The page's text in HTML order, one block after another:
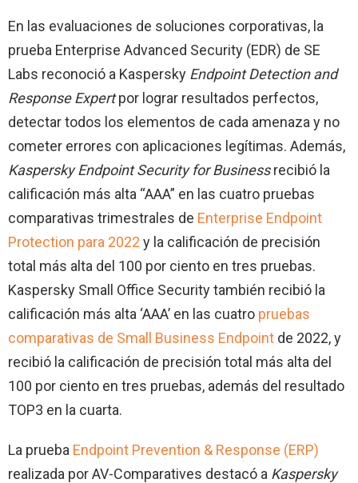
En las evaluaciones de soluciones corporativas, la
prueba Enterprise Advanced Security (EDR) de SE
Labs reconoció a Kaspersky Endpoint Detection and
Response Expertpor lograr resultados perfectos,
detectar todos los elementos de cada amenaza y no
cometer errores con aplicaciones legítimas. Además,
Kaspersky Endpoint Security for Businessrecibió la
calificación más alta “AAA” en las cuatro pruebas
comparativas trimestrales de Enterprise Endpoint
Protection para 2022 y la calificación de precisión
total más alta del 100 por ciento en tres pruebas.
Kaspersky Small Office Security también recibió la
calificación más alta ‘AAA’ en las cuatro pruebas
comparativas de Small Business Endpoint de 2022, y
recibió la calificación de precisión total más alta del
100 por ciento en tres pruebas, además del resultado
TOP3 en la cuarta.
La prueba Endpoint Prevention & Response (ERP)
realizada por AV-Comparatives destacó a Kaspersky